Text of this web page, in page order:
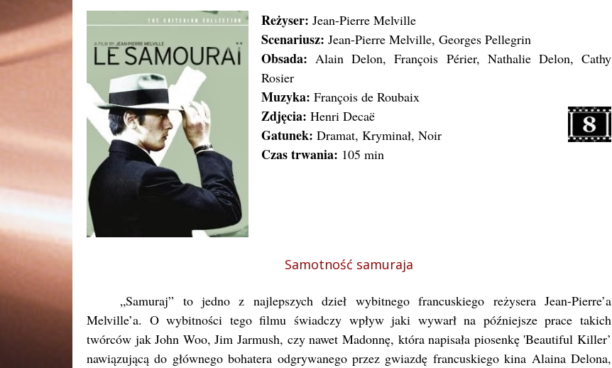
Reżyser: Jean-Pierre Melville
Scenariusz: Jean-Pierre Melville, Georges Pellegrin
Obsada: Alain Delon, François Périer, Nathalie Delon, Cathy
Rosier
Muzyka: François de Roubaix
Zdjęcia: Henri Decaë
Gatunek: Dramat, Kryminał, Noir
Czas trwania: 105 min
Samotność samuraja
„Samuraj” to jedno z najlepszych dzieł wybitnego francuskiego reżysera Jean-Pierre’a
Melville’a. O wybitności tego filmu świadczy wpływ jaki wywarł na późniejsze prace takich
twórców jak John Woo, Jim Jarmush, czy nawet Madonnę, która napisała piosenkę 'Beautiful Killer’
nawiązującą do głównego bohatera odgrywanego przez gwiazdę francuskiego kina Alaina Delona,